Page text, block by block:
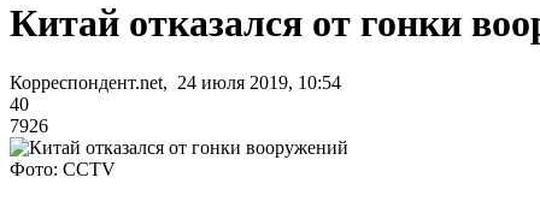
Китай отказался от гонки
Корреспондент.net, 24 июля 2019, 10:54
40
7926
Фото: CCTV